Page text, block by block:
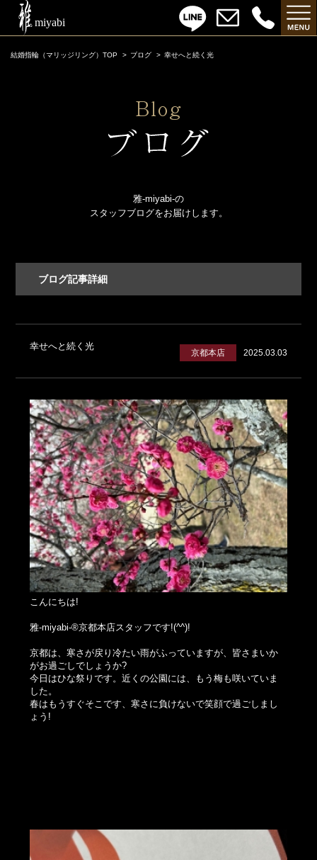
結婚指輪（マリッジリング）TOP ブログ 幸せへと続く光
雅-miyabi-の
スタッフブログをお届けします。
ブログ記事詳細
幸せへと続く光
2025.03.03
京都本店
こんにちは!
雅-miyabi-®京都本店スタッフです!(^^)!
京都は、寒さが戻り冷たい雨がふっていますが、皆さまいか
がお過ごしでしょうか?
今日はひな祭りです。近くの公園には、もう梅も咲いていま
した。
春はもうすぐそこです、寒さに負けないで笑顔で過ごしまし
ょう!